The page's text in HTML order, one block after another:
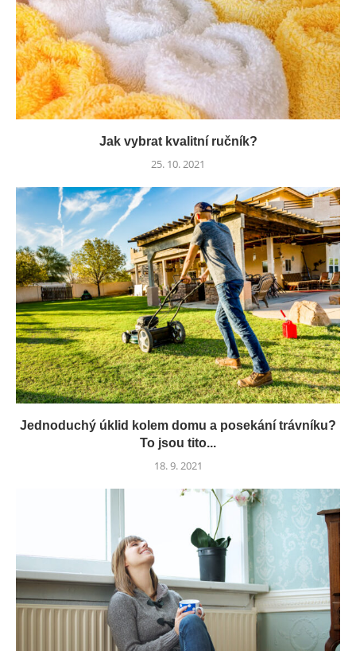
Jak vybrat kvalitní ručník?
25. 10. 2021
Jednoduchý úklid kolem domu a posekání trávníku?
To jsou tito...
18. 9. 2021